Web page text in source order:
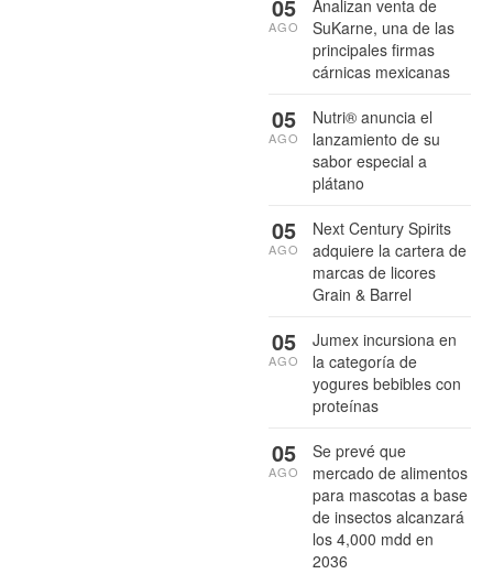
Analizan venta de
SuKarne, una de las
principales firmas
cárnicas mexicanas
05
AGO
Nutri® anuncia el
lanzamiento de su
sabor especial a
plátano
05
AGO
Next Century Spirits
adquiere la cartera de
marcas de licores
Grain & Barrel
05
AGO
Jumex incursiona en
la categoría de
yogures bebibles con
proteínas
05
AGO
Se prevé que
mercado de alimentos
para mascotas a base
de insectos alcanzará
los 4,000 mdd en
2036
05
AGO